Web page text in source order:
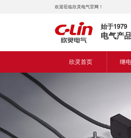
欢迎莅临欣灵电气官网！
始于1979
电气产
欣灵首页 继
固体继电